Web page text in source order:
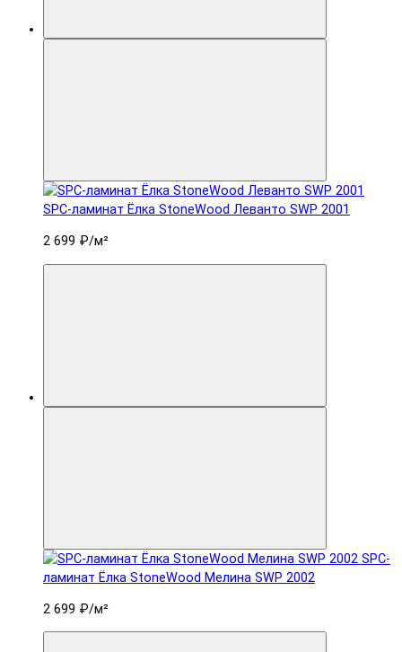
SPC-ламинат Ëлка StoneWood Леванто SWP 2001
2 699 ₽/м²
SPC-
ламинат Ëлка StoneWood Мелина SWP 2002
2 699 ₽/м²